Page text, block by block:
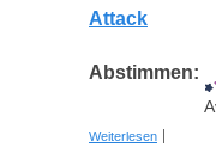
Attack
Abstimmen:
Weiterlesen über